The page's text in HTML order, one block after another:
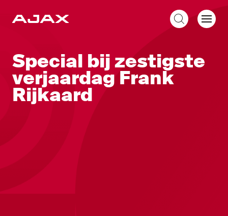
Special bij zestigste
verjaardag Frank
Rijkaard